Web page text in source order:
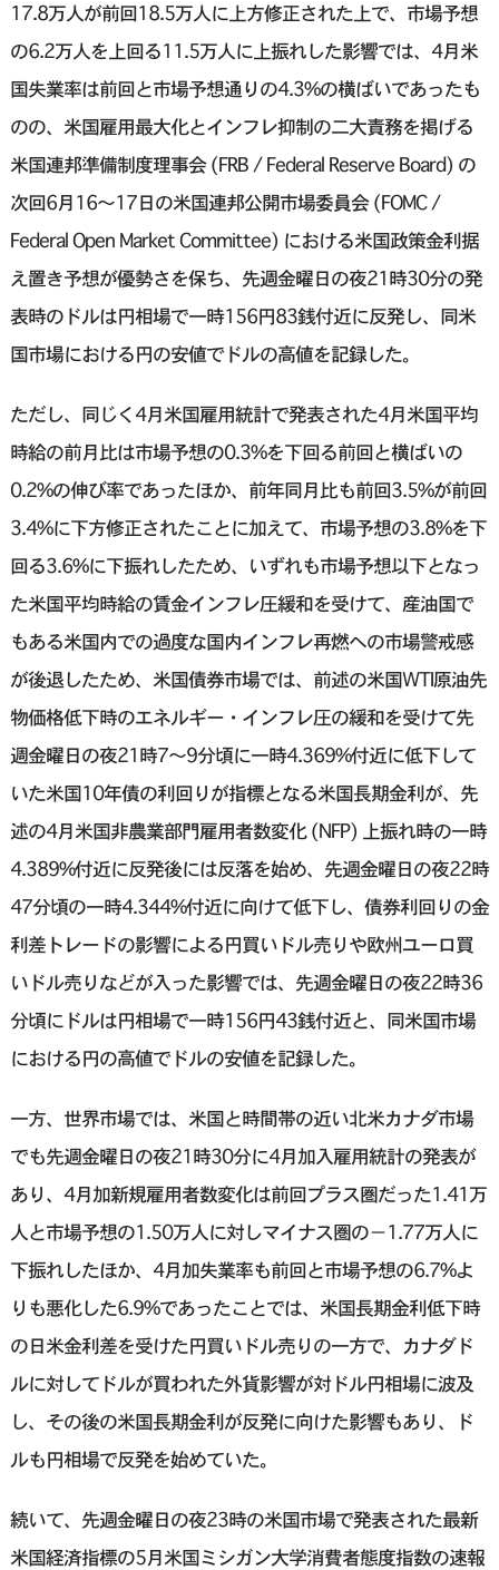
17.8万人が前回18.5万人に上方修正された上で、市場予想
の6.2万人を上回る11.5万人に上振れした影響では、4月米
国失業率は前回と市場予想通りの4.3%の横ばいであったも
のの、米国雇用最大化とインフレ抑制の二大責務を掲げる
米国連邦準備制度理事会 (FRB / Federal Reserve Board) の
次回6月16〜17日の米国連邦公開市場委員会 (FOMC /
Federal Open Market Committee) における米国政策金利据
え置き予想が優勢さを保ち、先週金曜日の夜21時30分の発
表時のドルは円相場で一時156円83銭付近に反発し、同米
国市場における円の安値でドルの高値を記録した。
ただし、同じく4月米国雇用統計で発表された4月米国平均
時給の前月比は市場予想の0.3%を下回る前回と横ばいの
0.2%の伸び率であったほか、前年同月比も前回3.5%が前回
3.4%に下方修正されたことに加えて、市場予想の3.8%を下
回る3.6%に下振れしたため、いずれも市場予想以下となっ
た米国平均時給の賃金インフレ圧緩和を受けて、産油国で
もある米国内での過度な国内インフレ再燃への市場警戒感
が後退したため、米国債券市場では、前述の米国WTI原油先
物価格低下時のエネルギー・インフレ圧の緩和を受けて先
週金曜日の夜21時7〜9分頃に一時4.369%付近に低下して
いた米国10年債の利回りが指標となる米国長期金利が、先
述の4月米国非農業部門雇用者数変化 (NFP) 上振れ時の一時
4.389%付近に反発後には反落を始め、先週金曜日の夜22時
47分頃の一時4.344%付近に向けて低下し、債券利回りの金
利差トレードの影響による円買いドル売りや欧州ユーロ買
いドル売りなどが入った影響では、先週金曜日の夜22時36
分頃にドルは円相場で一時156円43銭付近と、同米国市場
における円の高値でドルの安値を記録した。
一方、世界市場では、米国と時間帯の近い北米カナダ市場
でも先週金曜日の夜21時30分に4月加入雇用統計の発表が
あり、4月加新規雇用者数変化は前回プラス圏だった1.41万
人と市場予想の1.50万人に対しマイナス圏の−1.77万人に
下振れしたほか、4月加失業率も前回と市場予想の6.7%よ
りも悪化した6.9%であったことでは、米国長期金利低下時
の日米金利差を受けた円買いドル売りの一方で、カナダド
ルに対してドルが買われた外貨影響が対ドル円相場に波及
し、その後の米国長期金利が反発に向けた影響もあり、ド
ルも円相場で反発を始めていた。
続いて、先週金曜日の夜23時の米国市場で発表された最新
米国経済指標の5月米国ミシガン大学消費者態度指数の速報